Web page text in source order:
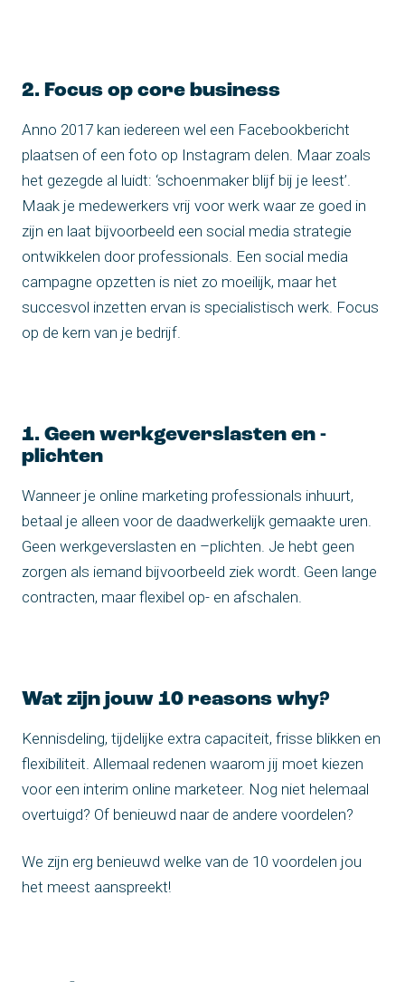
2. Focus op core business
Anno 2017 kan iedereen wel een Facebookbericht
plaatsen of een foto op Instagram delen. Maar zoals
het gezegde al luidt: ‘schoenmaker blijf bij je leest’.
Maak je medewerkers vrij voor werk waar ze goed in
zijn en laat bijvoorbeeld een social media strategie
ontwikkelen door professionals. Een social media
campagne opzetten is niet zo moeilijk, maar het
succesvol inzetten ervan is specialistisch werk. Focus
op de kern van je bedrijf.
1. Geen werkgeverslasten en -
plichten
Wanneer je online marketing professionals inhuurt,
betaal je alleen voor de daadwerkelijk gemaakte uren.
Geen werkgeverslasten en –plichten. Je hebt geen
zorgen als iemand bijvoorbeeld ziek wordt. Geen lange
contracten, maar flexibel op- en afschalen.
Wat zijn jouw 10 reasons why?
Kennisdeling, tijdelijke extra capaciteit, frisse blikken en
flexibiliteit. Allemaal redenen waarom jij moet kiezen
voor een interim online marketeer. Nog niet helemaal
overtuigd? Of benieuwd naar de andere voordelen?
We zijn erg benieuwd welke van de 10 voordelen jou
het meest aanspreekt!